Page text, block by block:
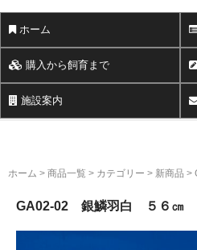
ホーム
購入から飼育まで
施設案内
ホーム > 商品一覧 > カテゴリー > 新商品 >
GA02-02 銀鱗羽白 ５６㎝